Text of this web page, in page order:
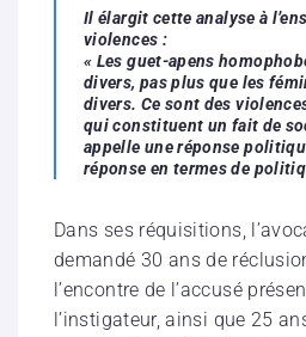
Il élargit cette analyse à
violences :
« Les guet-apens
divers, pas plus que les
divers. Ce sont des
qui constituent un fait de
appelle une réponse
réponse en termes de
Dans ses réquisitions,
demandé 30 ans de
l’encontre de l’accusé
l’instigateur, ainsi que 25